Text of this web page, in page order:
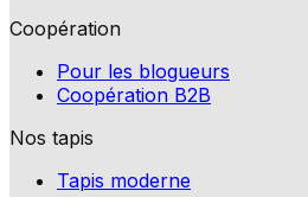
Coopération
Pour les blogueurs
Coopération B2B
Nos tapis
Tapis moderne